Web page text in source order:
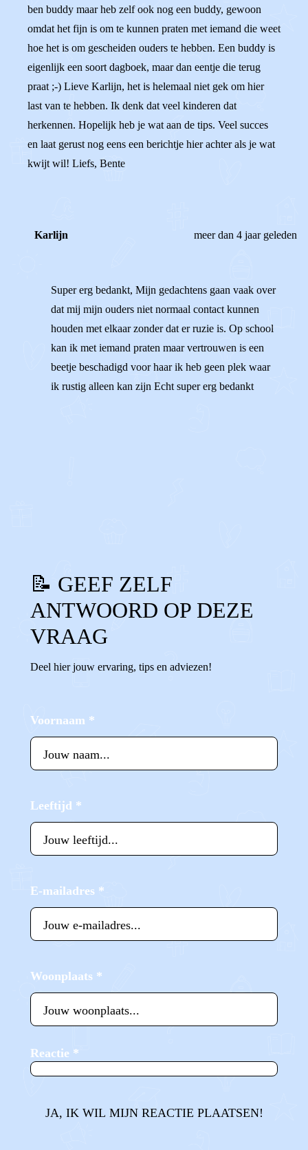
ben buddy maar heb zelf ook nog een buddy, gewoon
omdat het fijn is om te kunnen praten met iemand die weet
hoe het is om gescheiden ouders te hebben. Een buddy is
eigenlijk een soort dagboek, maar dan eentje die terug
praat ;-) Lieve Karlijn, het is helemaal niet gek om hier
last van te hebben. Ik denk dat veel kinderen dat
herkennen. Hopelijk heb je wat aan de tips. Veel succes
en laat gerust nog eens een berichtje hier achter als je wat
kwijt wil! Liefs, Bente
Karlijn meer dan 4 jaar geleden
Super erg bedankt, Mijn gedachtens gaan vaak over
dat mij mijn ouders niet normaal contact kunnen
houden met elkaar zonder dat er ruzie is. Op school
kan ik met iemand praten maar vertrouwen is een
beetje beschadigd voor haar ik heb geen plek waar
ik rustig alleen kan zijn Echt super erg bedankt
📝 GEEF ZELF
ANTWOORD OP DEZE
VRAAG
Deel hier jouw ervaring, tips en adviezen!
Voornaam *
Leeftijd *
E-mailadres *
Woonplaats *
Reactie *
JA, IK WIL MIJN REACTIE PLAATSEN!